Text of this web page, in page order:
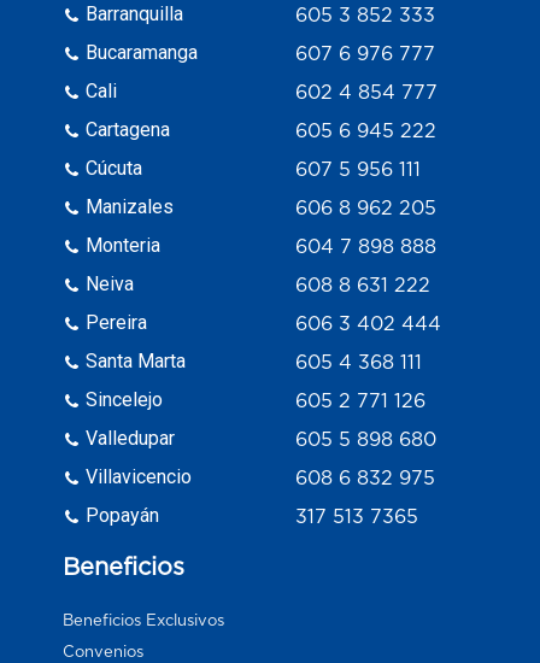
Barranquilla
Bucaramanga
Cali
Cartagena
Cúcuta
Manizales
Monteria
Neiva
Pereira
Santa Marta
Sincelejo
Valledupar
Villavicencio
Popayán
605 3 852 333
607 6 976 777
602 4 854 777
605 6 945 222
607 5 956 111
606 8 962 205
604 7 898 888
608 8 631 222
606 3 402 444
605 4 368 111
605 2 771 126
605 5 898 680
608 6 832 975
317 513 7365
Beneficios
Beneficios Exclusivos
Convenios